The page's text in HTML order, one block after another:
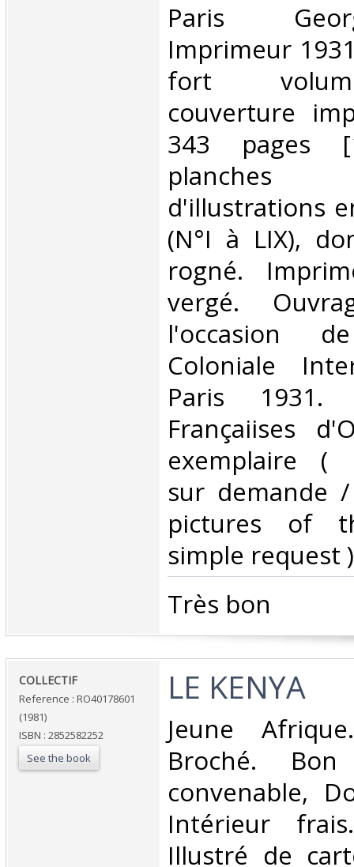
‎Paris
Imprimeur
fort
couverture
343 pages
planches
d'illustrations
(N°I à LIX),
rogné.
vergé.
l'occasion
Coloniale
Paris 1931.
Françaiises
exemplaire (
sur demande
pictures of
simple request
‎Très bon ‎
‎COLLECTIF‎
Reference : RO40178601
(1981)
ISBN : 2852582252
See the book
‎LE KENYA‎
‎Jeune
Broché.
convenable,
Intérieur
Illustré de